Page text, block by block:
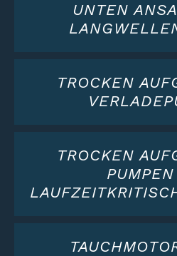
UNTEN
TROCKEN
TROCKEN